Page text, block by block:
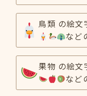
鳥類 の絵文
など
果物 の絵文
など